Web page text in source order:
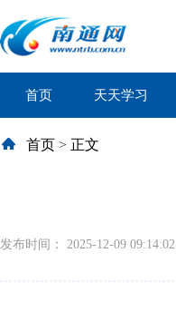
首页 天天学习
首页 > 正文
发布时间： 2025-12-09 09:14:02